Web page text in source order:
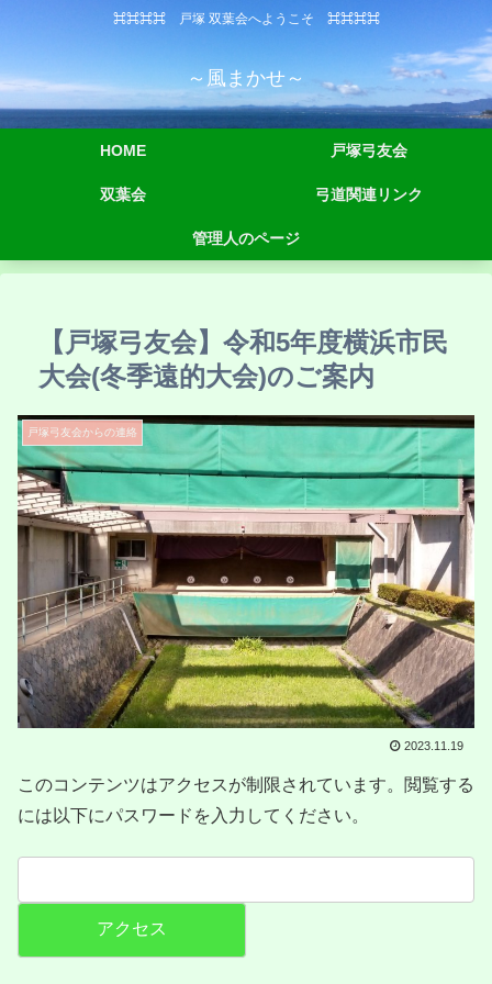
⌘⌘⌘⌘ 戸塚 双葉会へようこそ ⌘⌘⌘⌘
～風まかせ～
HOME 戸塚弓友会
双葉会 弓道関連リンク
管理人のページ
【戸塚弓友会】令和5年度横浜市民
大会(冬季遠的大会)のご案内
戸塚弓友会からの連絡
2023.11.19
このコンテンツはアクセスが制限されています。閲覧する
には以下にパスワードを入力してください。